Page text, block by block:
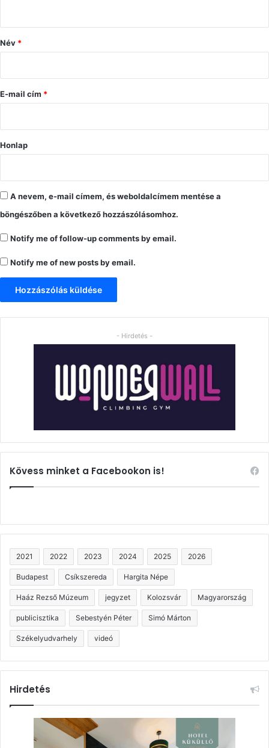
ó
s
Név *
E-mail cím *
Honlap
A nevem, e-mail címem, és weboldalcímem mentése a
böngészőben a következő hozzászólásomhoz.
Notify me of follow-up comments by email.
Notify me of new posts by email.
- Hirdetés -
Kövess minket a Facebookon is!
2021 2022 2023 2024 2025 2026
Budapest Csíkszereda Hargita Népe
Haáz Rezső Múzeum jegyzet Kolozsvár Magyarország
publicisztika Sebestyén Péter Simó Márton
Székelyudvarhely videó
Hirdetés